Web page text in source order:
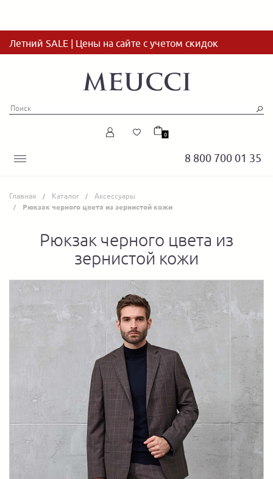
Летний SALE | Цены на сайте с учетом скидок
8 800 700 01 35
0
Главная Каталог Аксессуары
Рюкзак черного цвета из зернистой кожи
Рюкзак черного цвета из
зернистой кожи